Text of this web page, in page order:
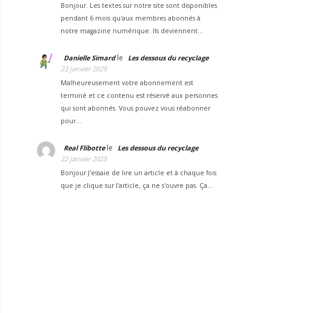
Bonjour. Les textes sur notre site sont disponibles
pendant 6 mois qu'aux membres abonnés à
notre magazine numérique. Ils deviennent…
Danielle Simardle
Les dessous du recyclage
23 janvier 2025
Malheureusement votre abonnement est
terminé et ce contenu est réservé aux personnes
qui sont abonnés. Vous pouvez vous réabonner
pour…
Real Flibottele
Les dessous du recyclage
22 janvier 2025
Bonjour J'essaie de lire un article et à chaque fois
que je clique sur l'article, ça ne s'ouvre pas. Ça…